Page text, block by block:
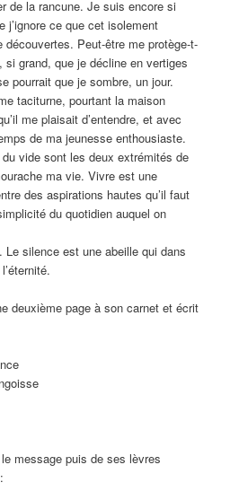
de la rancune. Je suis encore si
j’ignore ce que cet isolement
Peut-être me protège-t-
grand, que je décline en vertiges
pourrait que je sombre, un jour.
taciturne, pourtant la maison
me plaisait d’entendre, et avec
de ma jeunesse enthousiaste.
vide sont les deux extrémités de
ma vie. Vivre est une
des aspirations hautes qu’il faut
du quotidien auquel on
silence est une abeille qui dans
deuxième page à son carnet et écrit
message puis de ses lèvres